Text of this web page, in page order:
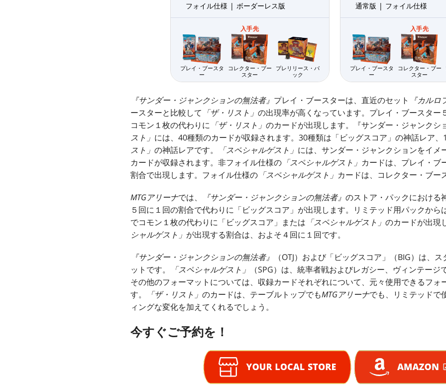
フォイル仕様 | ボーダーレス版
入手先
プレイ・ブースタ
ー
コレクター・ブー
スター
プレリリース・パ
ック
通常版 | フォイル仕様
入手先
プレイ・ブースタ
ー
コレクター・ブー
スター
『サンダー・ジャンクションの無法者』 プレイ・ブースターは、直近のセット 『カルロ
ースターと比較して 「ザ・リスト」 の出現率が高くなっています。プレイ・ブースター
コモン１枚の代わりに 「ザ・リスト」 のカードが出現します。『サンダー・ジャンクシ
スト」 には、40種類のカードが収録されます。30種類は「ビッグスコア」の神話レア、
スト」 の神話レアです。 「スペシャルゲスト」 には、サンダー・ジャンクションをイメ
カードが収録されます。非フォイル仕様の 「スペシャルゲスト」 カードは、プレイ・ブ
割合で出現します。フォイル仕様の 「スペシャルゲスト」 カードは、コレクター・ブー
MTGアリーナでは、 『サンダー・ジャンクションの無法者』 のストア・パックにおける
５回に１回の割合で代わりに「ビッグスコア」が出現します。リミテッド用パックから
でコモン１枚の代わりに「ビッグスコア」または 「スペシャルゲスト」 のカードが出現
シャルゲスト」 が出現する割合は、およそ４回に１回です。
『サンダー・ジャンクションの無法者』
（OTJ）および「ビッグスコア」（BIG）は、
ットです。
「スペシャルゲスト」
（SPG）は、統率者戦およびレガシー、ヴィンテージ
その他のフォーマットについては、収録カードそれぞれについて、元々使用できるフォ
す。
「ザ・リスト」 のカードは、テーブルトップでもMTGアリーナでも、リミテッドで
ィングな変化を加えてくれるでしょう。
今すぐご予約を！